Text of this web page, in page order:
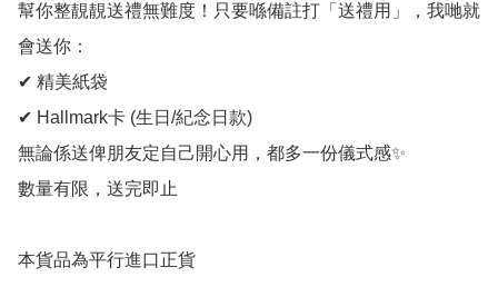
幫你整靚靚送禮無難度！只要喺備註打「送禮用」，我哋就
會送你：
✔ 精美紙袋
✔ Hallmark卡 (生日/紀念日款)
無論係送俾朋友定自己開心用，都多一份儀式感✨
數量有限，送完即止
本貨品為平行進口正貨